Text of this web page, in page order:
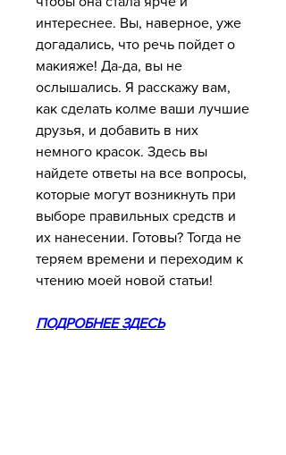
интереснее. Вы, наверное, уже
догадались, что речь пойдет о
макияже! Да-да, вы не
ослышались. Я расскажу вам,
как сделать колме ваши лучшие
друзья, и добавить в них
немного красок. Здесь вы
найдете ответы на все вопросы,
которые могут возникнуть при
выборе правильных средств и
их нанесении. Готовы? Тогда не
теряем времени и переходим к
чтению моей новой статьи!
ПОДРОБНЕЕ ЗДЕСЬ